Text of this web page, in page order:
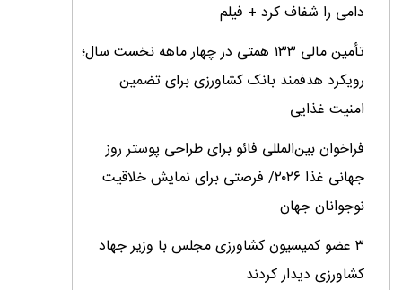
دامی را شفاف کرد + فیلم
تأمین مالی ۱۳۳ همتی در چهار ماهه نخست سال؛
رویکرد هدفمند بانک کشاورزی برای تضمین
امنیت غذایی
فراخوان بین‌المللی فائو برای طراحی پوستر روز
جهانی غذا ۲۰۲۶/ فرصتی برای نمایش خلاقیت
نوجوانان جهان
۳ عضو کمیسیون کشاورزی مجلس با وزیر جهاد
کشاورزی دیدار کردند